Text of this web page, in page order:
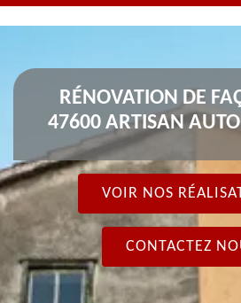
RÉNOVATION DE
47600 ARTISAN
VOIR NOS
CONTACTEZ